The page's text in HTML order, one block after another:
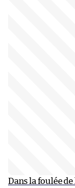
Dans la foulée